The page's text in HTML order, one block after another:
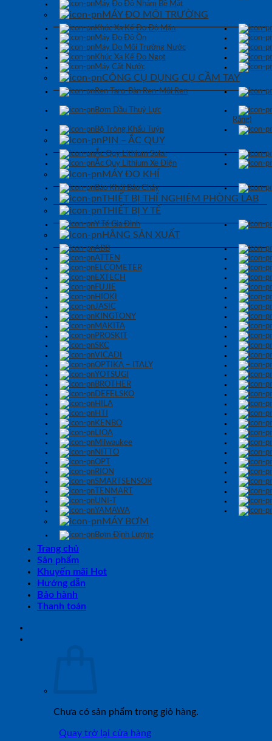
Máy Đo Độ Nhám Bề Mặt
MÁY ĐO MÔI TRƯỜNG
Khúc Xạ Kế Đo Độ Mặn
Máy Đo Độ Ồn
Máy Đo Môi Trường Nước
Khúc Xạ Kế Đo Ngọt
Máy Cất Nước
CÔNG CỤ DỤNG CỤ CẦM TAY
Ren Taro-Bàn Ren-Mũi Ren
Bơm Dầu Thuỷ Lực
Răng)
Bộ Tròng Khẩu Tuýp
PIN – ẮC QUY
Ắc Quy Lithium Solar
Ắc Quy Lithium Xe Điện
MÁY ĐO KHÍ
Báo Khói Báo Cháy
THIẾT BỊ THÍ NGHIỆM PHÒNG LAB
THIẾT BỊ Y TẾ
Y Tế Gia Đình
HÃNG SẢN XUẤT
ABB
ATTEN
ELCOMETER
EXTECH
FUJIE
HIOKI
JASIC
KINGTONY
MAKITA
PROSKIT
SKC
VICADI
OPTIKA – ITALY
YOTSUGI
BROTHER
DEFELSKO
HILA
HTI
KENBO
LIOA
Milwaukee
NITTO
OPT
RION
SMARTSENSOR
TENMART
UNI-T
YAMAWA
MÁY BƠM
Bơm Định Lượng
Trang chủ
Sản phẩm
Khuyến mãi Hot
Hướng dẫn
Bảo hành
Thanh toán
Chưa có sản phẩm trong giỏ hàng.
Quay trở lại cửa hàng